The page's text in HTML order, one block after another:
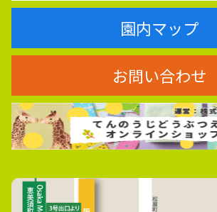
園内マップ
お問い合わせ